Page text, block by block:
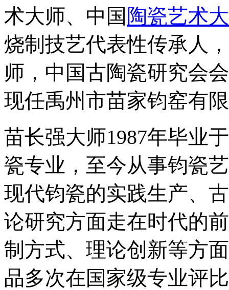
术大师、中国 陶瓷艺术
烧制技艺代表性传承人
师，中国古陶瓷研究会
现任禹州市苗家钧窑有
苗长强大师1987年毕业
瓷专业，至今从事钧瓷
现代钧瓷的实践生产、
论研究方面走在时代的
制方式、理论创新等方
品多次在国家级专业评